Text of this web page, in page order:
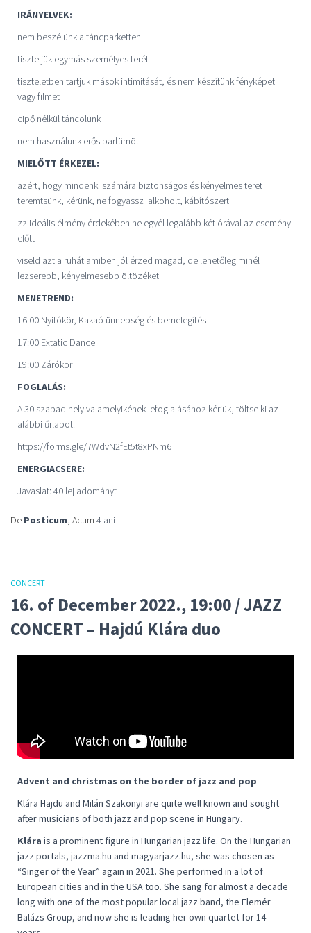
IRÁNYELVEK:
nem beszélünk a táncparketten
tiszteljük egymás személyes terét
tiszteletben tartjuk mások intimitását, és nem készítünk fényképet
vagy filmet
cipő nélkül táncolunk
nem használunk erős parfümöt
MIELŐTT ÉRKEZEL:
azért, hogy mindenki számára biztonságos és kényelmes teret
teremtsünk, kérünk, ne fogyassz alkoholt, kábítószert
zz ideális élmény érdekében ne egyél legalább két órával az esemény
előtt
viseld azt a ruhát amiben jól érzed magad, de lehetőleg minél
lezserebb, kényelmesebb öltözéket
MENETREND:
16:00 Nyitókör, Kakaó ünnepség és bemelegítés
17:00 Extatic Dance
19:00 Zárókör
FOGLALÁS:
A 30 szabad hely valamelyikének lefoglalásához kérjük, töltse ki az
alábbi űrlapot.
https://forms.gle/7WdvN2fEt5t8xPNm6
ENERGIACSERE:
Javaslat: 40 lej adományt
De Posticum, Acum 4 ani
CONCERT
16. of December 2022., 19:00 / JAZZ
CONCERT – Hajdú Klára duo
Advent and christmas on the border of jazz and pop
Klára Hajdu and Milán Szakonyi are quite well known and sought
after musicians of both jazz and pop scene in Hungary.
Klára is a prominent figure in Hungarian jazz life. On the Hungarian
jazz portals, jazzma.hu and magyarjazz.hu, she was chosen as
“Singer of the Year” again in 2021. She performed in a lot of
European cities and in the USA too. She sang for almost a decade
long with one of the most popular local jazz band, the Elemér
Balázs Group, and now she is leading her own quartet for 14